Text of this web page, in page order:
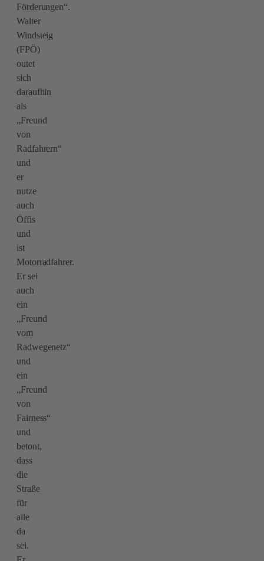
Förderungen“.
Walter
Windsteig
(FPÖ)
outet
sich
daraufhin
als
„Freund
von
Radfahrern“
und
er
nutze
auch
Öffis
und
ist
Motorradfahrer.
Er sei
auch
ein
„Freund
vom
Radwegenetz“
und
ein
„Freund
von
Fairness“
und
betont,
dass
die
Straße
für
alle
da
sei.